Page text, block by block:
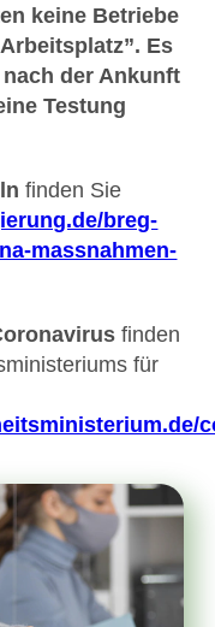
keine Betriebe
Es
der Ankunft
Testung
finden Sie
breg-
massnahmen-
finden
für